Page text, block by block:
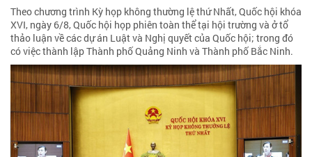
Theo chương trình Kỳ họp không thường lệ thứ Nhất, Quốc hội khóa
XVI, ngày 6/8, Quốc hội họp phiên toàn thể tại hội trường và ở tổ
thảo luận về các dự án Luật và Nghị quyết của Quốc hội; trong đó
có việc thành lập Thành phố Quảng Ninh và Thành phố Bắc Ninh.